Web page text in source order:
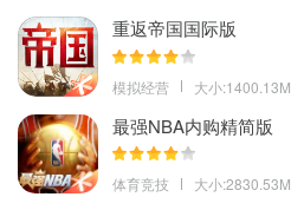
重返帝国国际版
模拟经营 大小:1400.13M
最强NBA内购精简版
体育竞技 大小:2830.53M